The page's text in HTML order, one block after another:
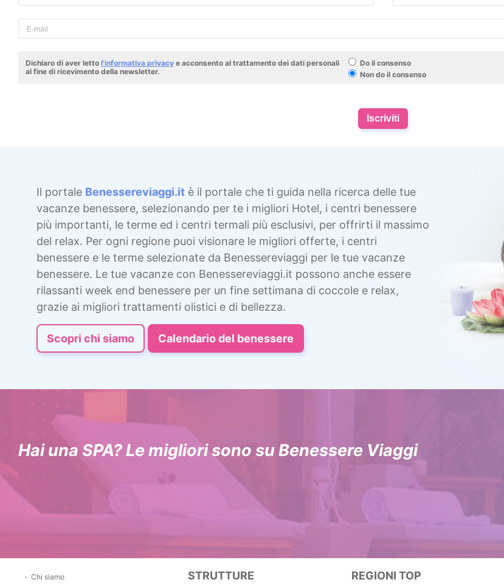
Dichiaro di aver letto l'informativa privacy e acconsento al trattamento dei dati personali
al fine di ricevimento della newsletter.
Do il consenso
Non do il consenso
Iscriviti
Il portale Benessereviaggi.it è il portale che ti guida nella ricerca delle tue
vacanze benessere, selezionando per te i migliori Hotel, i centri benessere
più importanti, le terme ed i centri termali più esclusivi, per offrirti il massimo
del relax. Per ogni regione puoi visionare le migliori offerte, i centri
benessere e le terme selezionate da Benessereviaggi per le tue vacanze
benessere. Le tue vacanze con Benessereviaggi.it possono anche essere
rilassanti week end benessere per un fine settimana di coccole e relax,
grazie ai migliori trattamenti olistici e di bellezza.
Scopri chi siamo Calendario del benessere
Hai una SPA? Le migliori sono su Benessere Viaggi
Chi siamo STRUTTURE REGIONI TOP